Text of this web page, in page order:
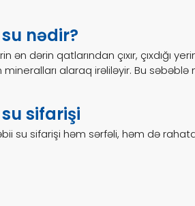
nədir?
ən dərin qatlarından çıxır, çıxdığı
alaraq irəliləyir. Bu
sifarişi
su sifarişi həm sərfəli, həm də